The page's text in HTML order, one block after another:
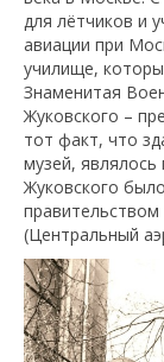
для лётчиков и
авиации при
училище,
Знаменитая
Жуковского –
тот факт, что
музей,
Жуковского
(Центральный